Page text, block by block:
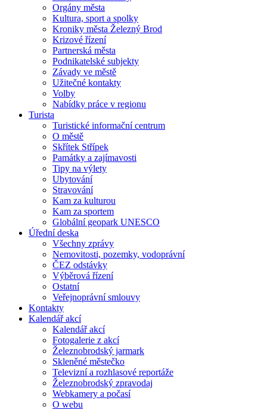
Orgány města
Kultura, sport a spolky
Kroniky města Železný Brod
Krizové řízení
Partnerská města
Podnikatelské subjekty
Závady ve městě
Užitečné kontakty
Volby
Nabídky práce v regionu
Turista
Turistické informační centrum
O městě
Skřítek Střípek
Památky a zajímavosti
Tipy na výlety
Ubytování
Stravování
Kam za kulturou
Kam za sportem
Globální geopark UNESCO
Úřední deska
Všechny zprávy
Nemovitosti, pozemky, vodoprávní
ČEZ odstávky
Výběrová řízení
Ostatní
Veřejnoprávní smlouvy
Kontakty
Kalendář akcí
Kalendář akcí
Fotogalerie z akcí
Železnobrodský jarmark
Skleněné městečko
Televizní a rozhlasové reportáže
Železnobrodský zpravodaj
Webkamery a počasí
O webu